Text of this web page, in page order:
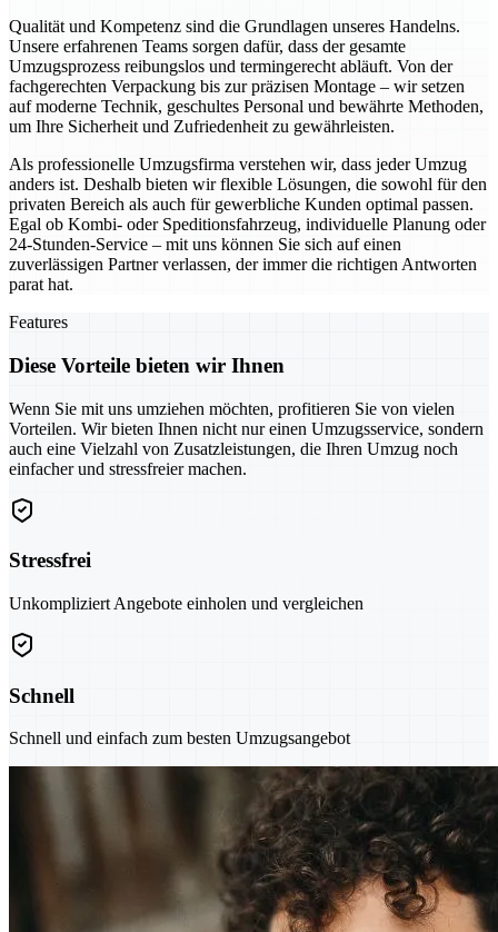
Qualität und Kompetenz sind die Grundlagen unseres Handelns.
Unsere erfahrenen Teams sorgen dafür, dass der gesamte
Umzugsprozess reibungslos und termingerecht abläuft. Von der
fachgerechten Verpackung bis zur präzisen Montage – wir setzen
auf moderne Technik, geschultes Personal und bewährte Methoden,
um Ihre Sicherheit und Zufriedenheit zu gewährleisten.
Als professionelle Umzugsfirma verstehen wir, dass jeder Umzug
anders ist. Deshalb bieten wir flexible Lösungen, die sowohl für den
privaten Bereich als auch für gewerbliche Kunden optimal passen.
Egal ob Kombi- oder Speditionsfahrzeug, individuelle Planung oder
24-Stunden-Service – mit uns können Sie sich auf einen
zuverlässigen Partner verlassen, der immer die richtigen Antworten
parat hat.
Features
Diese Vorteile bieten wir Ihnen
Wenn Sie mit uns umziehen möchten, profitieren Sie von vielen
Vorteilen. Wir bieten Ihnen nicht nur einen Umzugsservice, sondern
auch eine Vielzahl von Zusatzleistungen, die Ihren Umzug noch
einfacher und stressfreier machen.
Stressfrei
Unkompliziert Angebote einholen und vergleichen
Schnell
Schnell und einfach zum besten Umzugsangebot